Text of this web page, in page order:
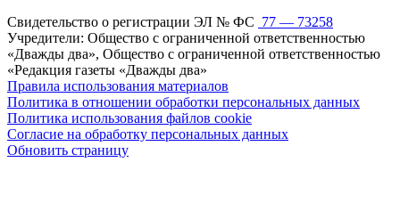
Свидетельство о регистрации ЭЛ № ФС 77 — 73258
Учредители: Общество с ограниченной ответственностью
«Дважды два», Общество с ограниченной ответственностью
«Редакция газеты «Дважды два»
Правила использования материалов
Политика в отношении обработки персональных данных
Политика использования файлов cookie
Согласие на обработку персональных данных
Обновить страницу